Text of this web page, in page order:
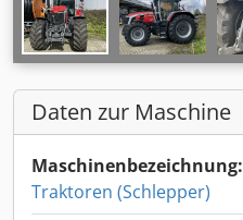
Daten zur Maschine
Maschinenbezeichnung:
Traktoren (Schlepper)